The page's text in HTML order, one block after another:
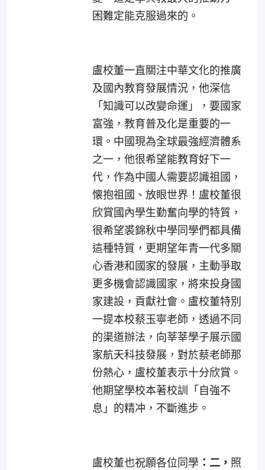
困難定能克服過來的。
盧校董一直關注中華文化的推廣
及國內教育發展情況，他深信
「知識可以改變命運」，要國家
富強，教育普及化是重要的一
環。中國現為全球最強經濟體系
之一，他很希望能教育好下一
代，作為中國人需要認識祖國，
懐抱祖國、放眼世界！盧校董很
欣賞國內學生勤奮向學的特質，
很希望裘錦秋中學同學們都具備
這種特質，更期望年青一代多關
心香港和國家的發展，主動爭取
更多機會認識國家，將來投身國
家建設，貢獻社會。盧校董特別
一提本校蔡玉寧老師，透過不同
的渠道辦法，向莘莘學子展示國
家航天科技發展，對於蔡老師那
份熱心，盧校董表示十分欣賞。
他期望學校本著校訓「自強不
息」的精冲，不斷進步。
盧校董也祝願各位同學 ：二， 照